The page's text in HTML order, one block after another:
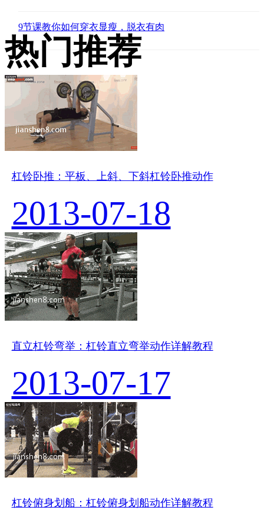
9节课教你如何穿衣显瘦，脱衣有肉
热门推荐
杠铃卧推：平板、上斜、下斜杠铃卧推动作
2013-07-18
直立杠铃弯举：杠铃直立弯举动作详解教程
2013-07-17
杠铃俯身划船：杠铃俯身划船动作详解教程